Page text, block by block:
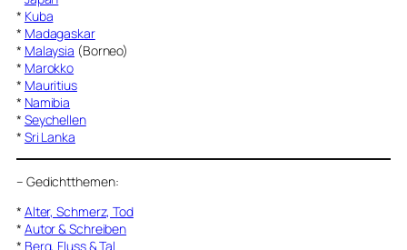
* Kuba
* Madagaskar
* Malaysia (Borneo)
* Marokko
* Mauritius
* Namibia
* Seychellen
* Sri Lanka
– Gedichtthemen:
* Alter, Schmerz, Tod
* Autor & Schreiben
* Berg, Fluss & Tal